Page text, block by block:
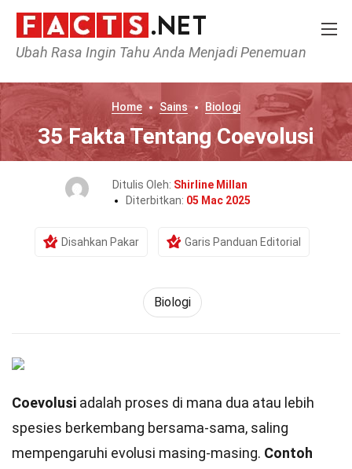
Ubah Rasa Ingin Tahu Anda Menjadi Penemuan
Home Sains Biologi
35 Fakta Tentang Coevolusi
Ditulis Oleh: Shirline Millan
Diterbitkan: 05 Mac 2025
Disahkan Pakar Garis Panduan Editorial
Biologi
Coevolusi adalah proses di mana dua atau lebih
spesies berkembang bersama-sama, saling
mempengaruhi evolusi masing-masing. Contoh